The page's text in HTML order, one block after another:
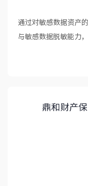
通过对敏感数据资产
与敏感数据脱敏能力
鼎和财产